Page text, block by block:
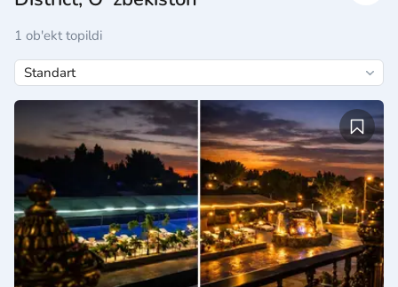
1 ob'ekt topildi